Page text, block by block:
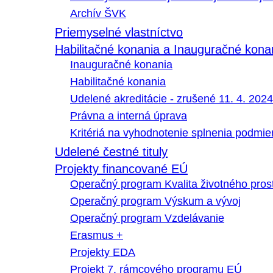
Archív ŠVK
Priemyselné vlastníctvo
Habilitačné konania a Inauguračné
Inauguračné konania
Habilitačné konania
Udelené akreditácie - zrušené 11. 4. 2024
Právna a interná úprava
Kritériá na vyhodnotenie splnenia
Udelené čestné tituly
Projekty financované EÚ
Operačný program Kvalita životného
Operačný program Výskum a vývoj
Operačný program Vzdelávanie
Erasmus +
Projekty EDA
Projekt 7. rámcového programu EÚ